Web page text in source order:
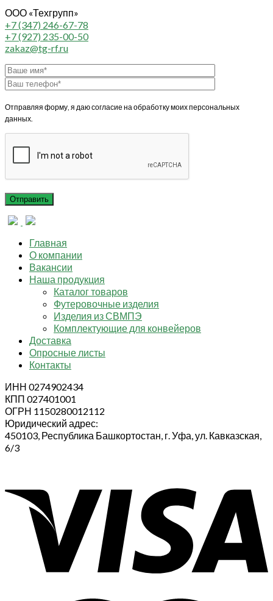
ООО «Техгрупп»
+7 (347) 246-67-78
+7 (927) 235-00-50
zakaz@tg-rf.ru
Отправляя форму, я даю согласие на обработку моих персональных
данных.
Главная
О компании
Вакансии
Наша продукция
Каталог товаров
Футеровочные изделия
Изделия из СВМПЭ
Комплектующие для конвейеров
Доставка
Опросные листы
Контакты
ИНН 0274902434
КПП 027401001
ОГРН 1150280012112
Юридический адрес:
450103, Республика Башкортостан, г. Уфа, ул. Кавказская,
6/3